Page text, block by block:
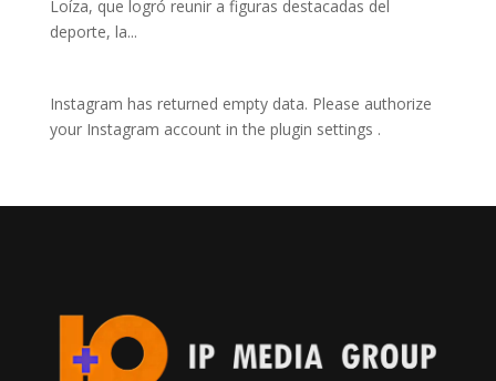
Loíza, que logró reunir a figuras destacadas del
deporte, la...
Instagram has returned empty data. Please authorize
your Instagram account in the plugin settings .